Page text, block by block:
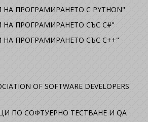
ПРОГРАМИРАНЕТО С PYTHON"
ПРОГРАМИРАНЕТО СЪС C#"
ПРОГРАМИРАНЕТО СЪС C++"
OF SOFTWARE DEVELOPERS
ПО СОФТУЕРНО ТЕСТВАНЕ И QA